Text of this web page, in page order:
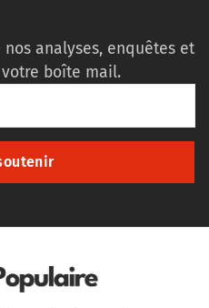
nos analyses, enquêtes et
boîte mail.